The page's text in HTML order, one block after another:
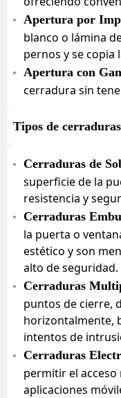
Apertura por
blanco o lámina
pernos y se copia
Apertura con
cerradura sin
Tipos de
Cerraduras de
superficie de la
resistencia y
Cerraduras
la puerta o
estético y son
alto de seguridad.
Cerraduras
puntos de cierre,
horizontalmente,
intentos de
Cerraduras
permitir el
aplicaciones